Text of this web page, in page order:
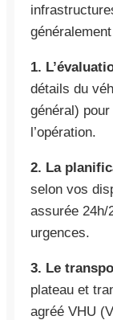
1.
détails du
général)
l’opération.
2. La
selon vos
assurée 24h/
urgences.
3. Le
plateau et
agréé VHU